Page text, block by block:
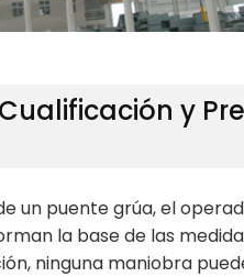
y
un puente grúa, el
la base de las
ninguna maniobra